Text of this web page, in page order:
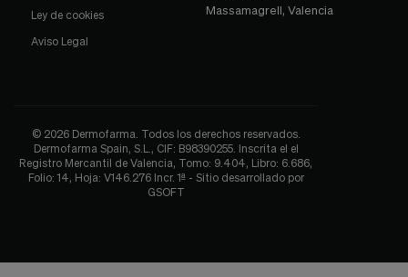
Ley de cookies
Aviso Legal
Massamagrell, Valencia
© 2026 Dermofarma. Todos los derechos reservados.
Dermofarma Spain, S.L., CIF: B98390255. Inscrita el el
Registro Mercantil de Valencia, Tomo: 9.404, Libro: 6.686,
Folio: 14, Hoja: V146.276 Incr. 1ª - Sitio desarrollado por
GSOFT